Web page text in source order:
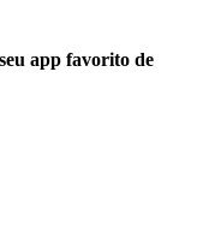
app favorito de